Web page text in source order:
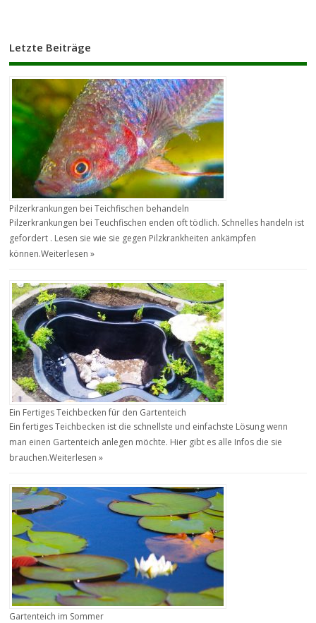
Letzte Beiträge
Pilzerkrankungen bei Teichfischen behandeln
Pilzerkrankungen bei Teuchfischen enden oft tödlich. Schnelles handeln ist
gefordert . Lesen sie wie sie gegen Pilzkrankheiten ankämpfen
können.Weiterlesen »
Ein Fertiges Teichbecken für den Gartenteich
Ein fertiges Teichbecken ist die schnellste und einfachste Lösung wenn
man einen Gartenteich anlegen möchte. Hier gibt es alle Infos die sie
brauchen.Weiterlesen »
Gartenteich im Sommer